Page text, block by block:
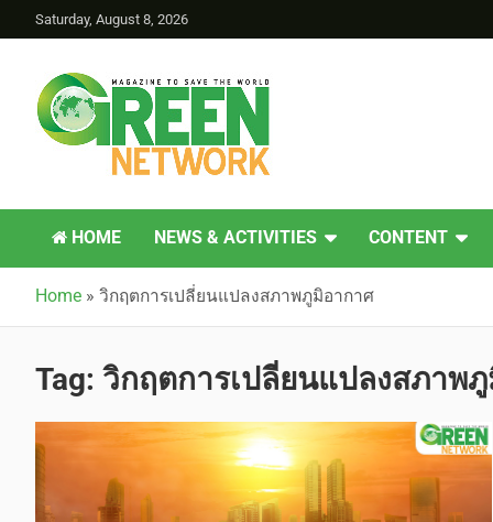
Saturday, August 8, 2026
Green Network
HOME NEWS & ACTIVITIES CONTENT
Home » วิกฤตการเปลี่ยนแปลงสภาพภูมิอากาศ
Tag: วิกฤตการเปลี่ยนแปลงสภาพ